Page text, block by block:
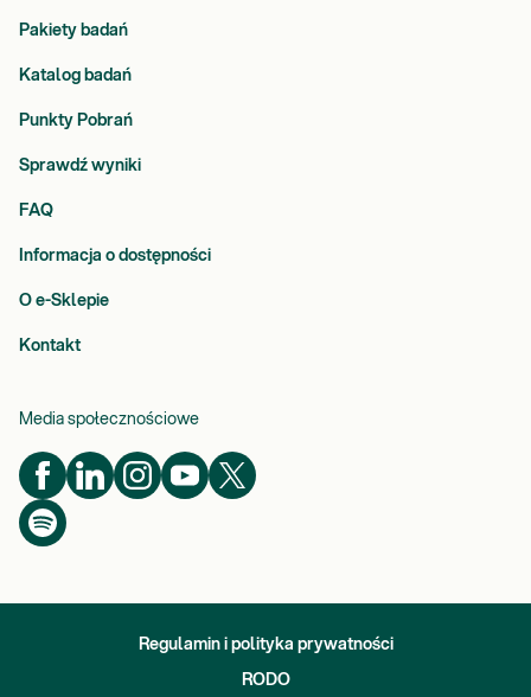
Pakiety badań
Katalog badań
Punkty Pobrań
Sprawdź wyniki
FAQ
Informacja o dostępności
O e-Sklepie
Kontakt
Media społecznościowe
Regulamin i polityka prywatności
RODO